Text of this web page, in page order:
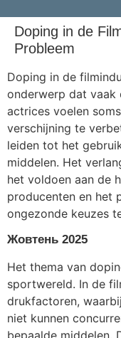
Doping in de
Probleem
Doping in de
onderwerp dat
actrices voelen
verschijning te
leiden tot het
middelen. Het
het voldoen aan de
producenten en het
ongezonde keuzes
Жовтень 2025
Het thema van
sportwereld. In de
drukfactoren,
niet kunnen
bepaalde middelen.